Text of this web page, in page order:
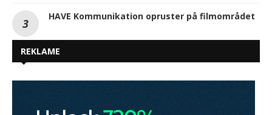
HAVE Kommunikation opruster på filmområdet
REKLAME